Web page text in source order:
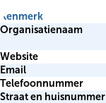
Kenmerk
Organisatienaam
Website
Email
Telefoonnummer
Straat en huisnummer